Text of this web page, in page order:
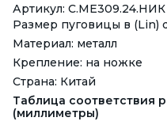
Артикул: С.ME309.24.НИК
Размер пуговицы в (Lin)
Материал: металл
Крепление: на ножке
Страна: Китай
Таблица соответствия
(миллиметры)